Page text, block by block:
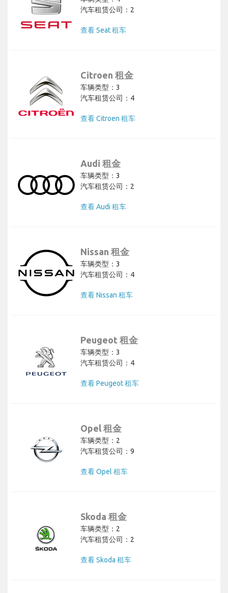
汽车租赁公司：2
查看 Seat 租车
Citroen 租金
车辆类型：3
汽车租赁公司：4
查看 Citroen 租车
Audi 租金
车辆类型：3
汽车租赁公司：2
查看 Audi 租车
Nissan 租金
车辆类型：3
汽车租赁公司：4
查看 Nissan 租车
Peugeot 租金
车辆类型：3
汽车租赁公司：4
查看 Peugeot 租车
Opel 租金
车辆类型：2
汽车租赁公司：9
查看 Opel 租车
Skoda 租金
车辆类型：2
汽车租赁公司：2
查看 Skoda 租车